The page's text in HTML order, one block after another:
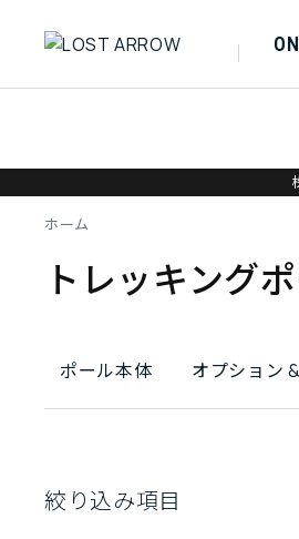
ホーム
トレッキング
ポール本体 オプション
絞り込み項目